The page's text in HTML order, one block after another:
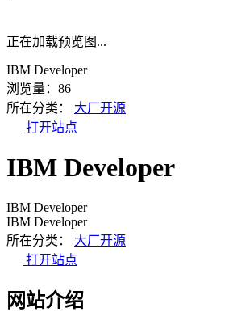
正在加载预览图...
IBM Developer
浏览量：86
所在分类：
大厂开源
打开站点
IBM Developer
IBM Developer
IBM Developer
所在分类：
大厂开源
打开站点
网站介绍